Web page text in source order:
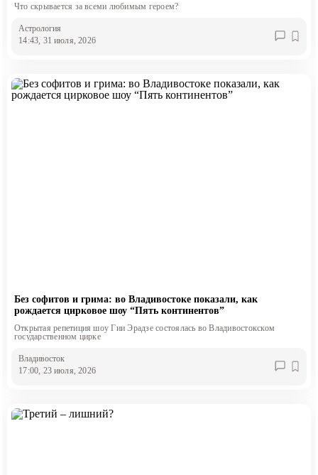
Что скрывается за всеми любимым героем?
Астрология
14:43, 31 июля, 2026
Без софитов и грима: во Владивостоке показали, как
рождается цирковое шоу “Пять континентов”
Открытая репетиция шоу Гии Эрадзе состоялась во Владивостокском
государственном цирке
Владивосток
17:00, 23 июля, 2026